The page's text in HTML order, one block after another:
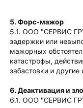
5. Форс-мажор
5.1. ООО "СЕРВИС
задержки или
мажорных
катастрофы,
забастовки и
6. Деактивация и
6.1. ООО "СЕРВИС